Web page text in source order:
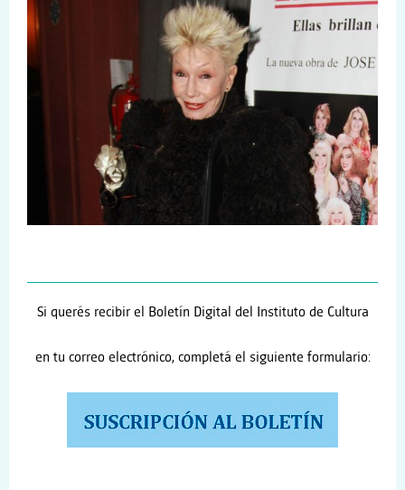
Si querés recibir el Boletín Digital del Instituto de Cultura
en tu correo electrónico, completá el siguiente formulario: